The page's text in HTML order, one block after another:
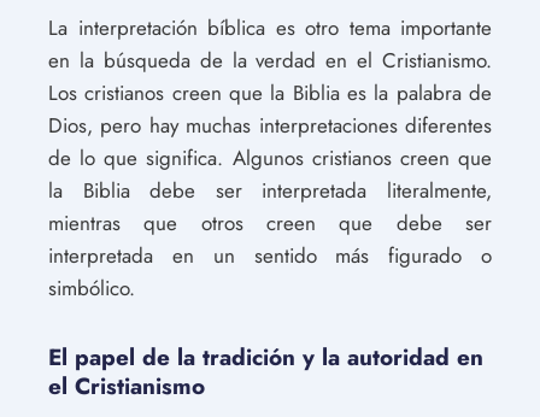
La interpretación bíblica es otro tema importante
en la búsqueda de la verdad en el Cristianismo.
Los cristianos creen que la Biblia es la palabra de
Dios, pero hay muchas interpretaciones diferentes
de lo que significa. Algunos cristianos creen que
la Biblia debe ser interpretada literalmente,
mientras que otros creen que debe ser
interpretada en un sentido más figurado o
simbólico.
El papel de la tradición y la autoridad en
el Cristianismo